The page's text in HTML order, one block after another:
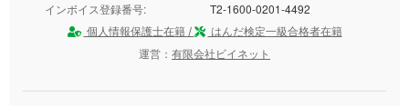
インボイス登録番号:
T2-1600-0201-4492
個人情報保護士在籍 /
はんだ検定一級合格者在籍
運営： 有限会社ビイネット